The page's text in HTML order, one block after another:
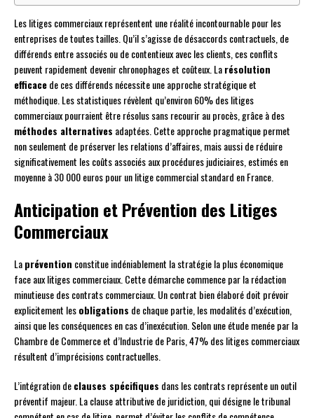
Les litiges commerciaux représentent une réalité incontournable pour les
entreprises de toutes tailles. Qu’il s’agisse de désaccords contractuels, de
différends entre associés ou de contentieux avec les clients, ces conflits
peuvent rapidement devenir chronophages et coûteux. Larésolution
efficacede ces différends nécessite une approche stratégique et
méthodique. Les statistiques révèlent qu’environ 60% des litiges
commerciaux pourraient être résolus sans recourir au procès, grâce à des
méthodes alternatives adaptées. Cette approche pragmatique permet
non seulement de préserver les relations d’affaires, mais aussi de réduire
significativement les coûts associés aux procédures judiciaires, estimés en
moyenne à 30 000 euros pour un litige commercial standard en France.
Anticipation et Prévention des Litiges
Commerciaux
Laprévention constitue indéniablement la stratégie la plus économique
face aux litiges commerciaux. Cette démarche commence par la rédaction
minutieuse des contrats commerciaux. Un contrat bien élaboré doit prévoir
explicitement lesobligations de chaque partie, les modalités d’exécution,
ainsi que les conséquences en cas d’inexécution. Selon une étude menée par la
Chambre de Commerce et d’Industrie de Paris, 47% des litiges commerciaux
résultent d’imprécisions contractuelles.
L’intégration declauses spécifiques dans les contrats représente un outil
préventif majeur. La clause attributive de juridiction, qui désigne le tribunal